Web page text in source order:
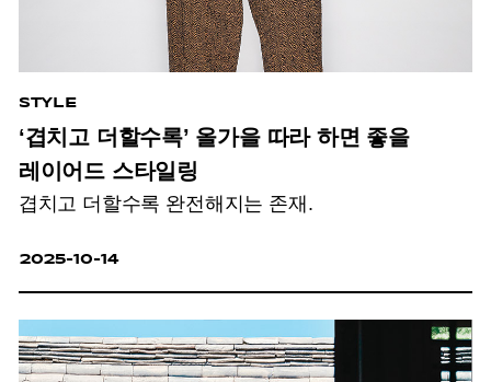
STYLE
‘겹치고 더할수록’ 올가을 따라 하면 좋을
레이어드 스타일링
겹치고 더할수록 완전해지는 존재.
2025-10-14